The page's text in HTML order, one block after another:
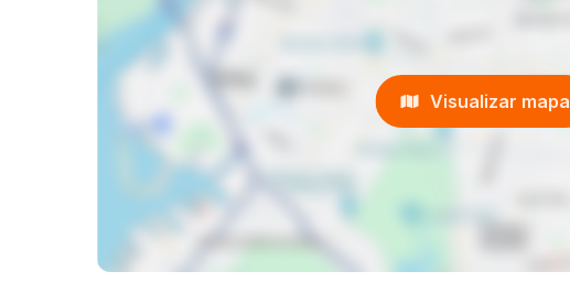
Visualizar mapa